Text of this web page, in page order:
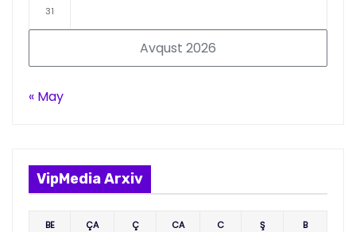
Avqust 2026
31
« May
VipMedia Arxiv
BE ÇA Ç CA C Ş B